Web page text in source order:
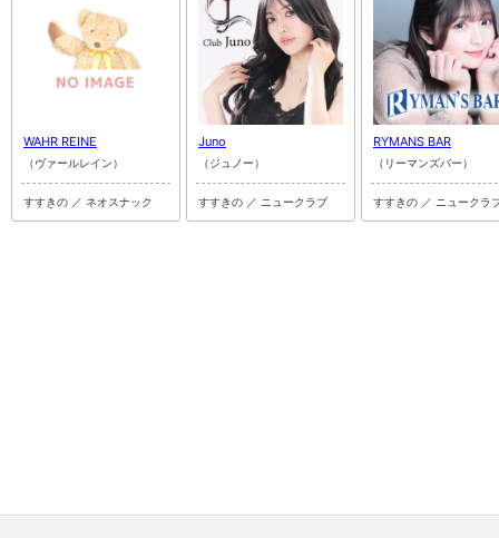
WAHR REINE
（ヴァールレイン）
すすきの ／ ネオスナック
Juno
（ジュノー）
すすきの ／ ニュークラブ
RYMANS BAR
（リーマンズバー）
すすきの ／ ニュークラ